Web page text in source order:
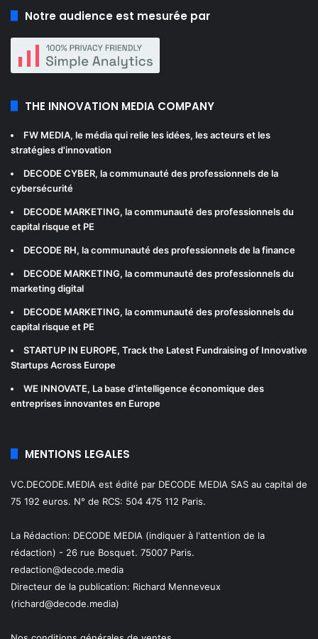
Notre audience est mesurée par
THE INNOVATION MEDIA COMPANY
FW MEDIA, le média qui relie les idées, les acteurs et les
stratégies d'innovation
DECODE CYBER, la communauté des professionnels de la
cybersécurité
DECODE MARKETING, la communauté des professionnels du
capital risque et PE
DECODE RH, la communauté des professionnels de la finance
DECODE MARKETING, la communauté des professionnels du
marketing digital
DECODE MARKETING, la communauté des professionnels du
capital risque et PE
STARTUP IN EUROPE, Track the Latest Fundraising of Innovative
Startups Across Europe
WE INNOVATE, La base d'intelligence économique des
entreprises innovantes en Europe
MENTIONS LEGALES
VC.DECODE.MEDIA est édité par DECODE MEDIA SAS au capital de
75 192 euros. N° de RCS: 504 475 112 Paris.
La Rédaction: DECODE MEDIA (indiquer à l'attention de la
rédaction) - 26 rue Bosquet. 75007 Paris.
redaction@decode.media
Directeur de la publication: Richard Menneveux
(richard@decode.media)